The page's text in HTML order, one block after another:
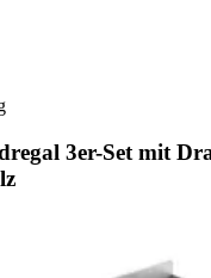
3er-Set mit